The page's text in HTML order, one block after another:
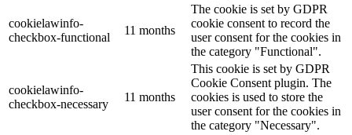
cookielawinfo-
checkbox-functional
11 months
The cookie is set by GDPR
cookie consent to record the
user consent for the cookies in
the category "Functional".
cookielawinfo-
checkbox-necessary
11 months
This cookie is set by GDPR
Cookie Consent plugin. The
cookies is used to store the
user consent for the cookies in
the category "Necessary".